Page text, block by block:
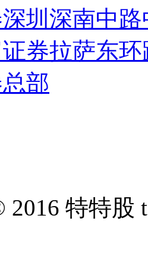
圳深南中
券拉萨东
部
特特股